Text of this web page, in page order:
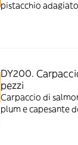
pistacchio adagiato
DY200.
pezzi
Carpaccio di
plum e capesante